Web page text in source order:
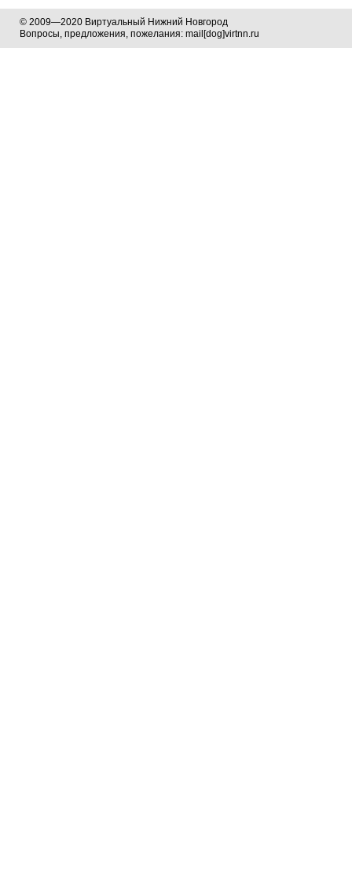
© 2009—2020 Виртуальный Нижний Новгород
Вопросы, предложения, пожелания: mail[dog]virtnn.ru